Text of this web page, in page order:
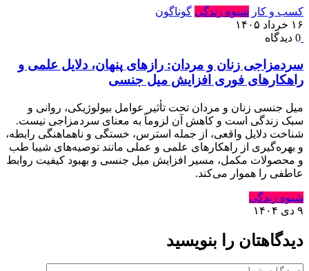
کسب و کار شیوه زندگی گوناگون
۱۶ خرداد ۱۴۰۵
0 دیدگاه
سردمزاجی زنان و مردان: رازهای پنهان، دلایل علمی و
راهکارهای فوری افزایش میل جنسی
میل جنسی زنان و مردان تحت تأثیر عوامل بیولوژیکی، روانی و
سبک زندگی است و کاهش آن لزوماً به معنای سردمزاجی نیست.
شناخت دلایل واقعی، از جمله استرس، خستگی و ناهماهنگی رابطه،
و بهره‌گیری از راهکارهای علمی و عملی مانند توصیه‌های شیبا طب
و محصولات مکمل، مسیر افزایش میل جنسی و بهبود کیفیت روابط
عاطفی را هموار می‌کند.
شیوه زندگی
۹ دی ۱۴۰۴
دیدگاهتان را بنویسید